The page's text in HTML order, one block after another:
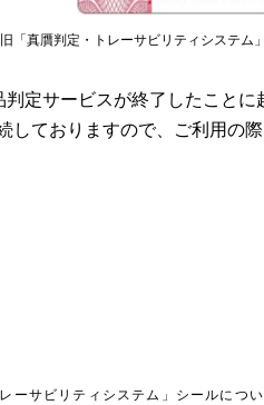
旧「真贋判定・トレーサビリティシステム
定サービスが終了したことに
ておりますので、ご利用の
ーサビリティシステム」シールにつ